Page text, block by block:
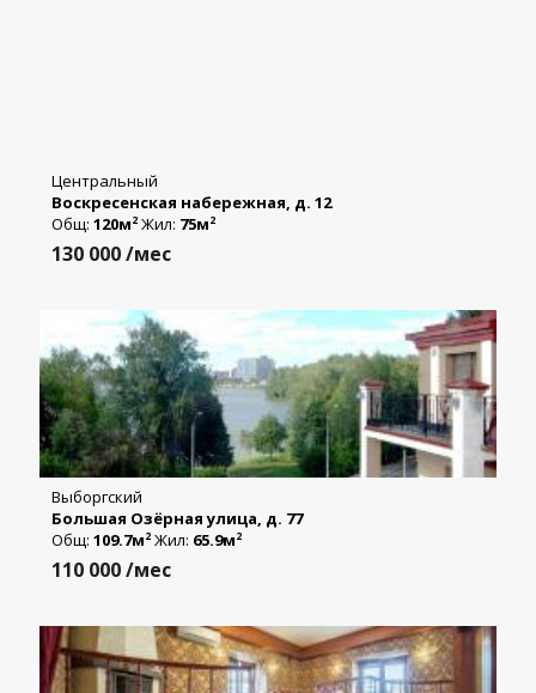
Центральный
Воскресенская набережная, д. 12
Общ: 120м2 Жил: 75м2
130 000/мес
Выборгский
Большая Озёрная улица, д. 77
Общ: 109.7м2 Жил: 65.9м2
110 000/мес